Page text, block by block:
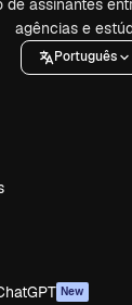
agências e
Português
New